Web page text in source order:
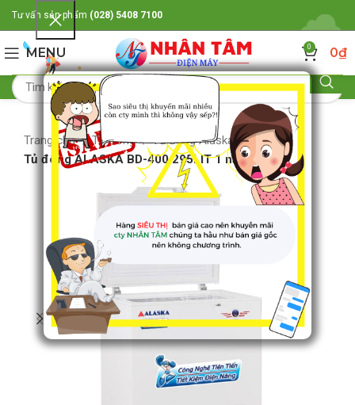
Tư vấn sản phẩm (028) 5408 7100
MENU 0 0₫
Trang chủ Tủ đông
Tủ đông Alaska
Tủ đông ALASKA BD-400 295LIT 1 nắp giỡ